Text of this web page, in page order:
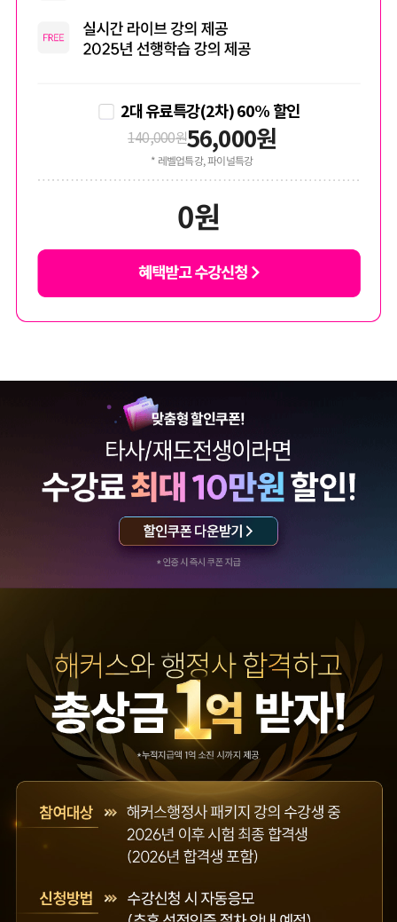
2대 유료특강(2차) 60% 할인
140,000원56,000원
* 레벨업특강, 파이널특강
0원